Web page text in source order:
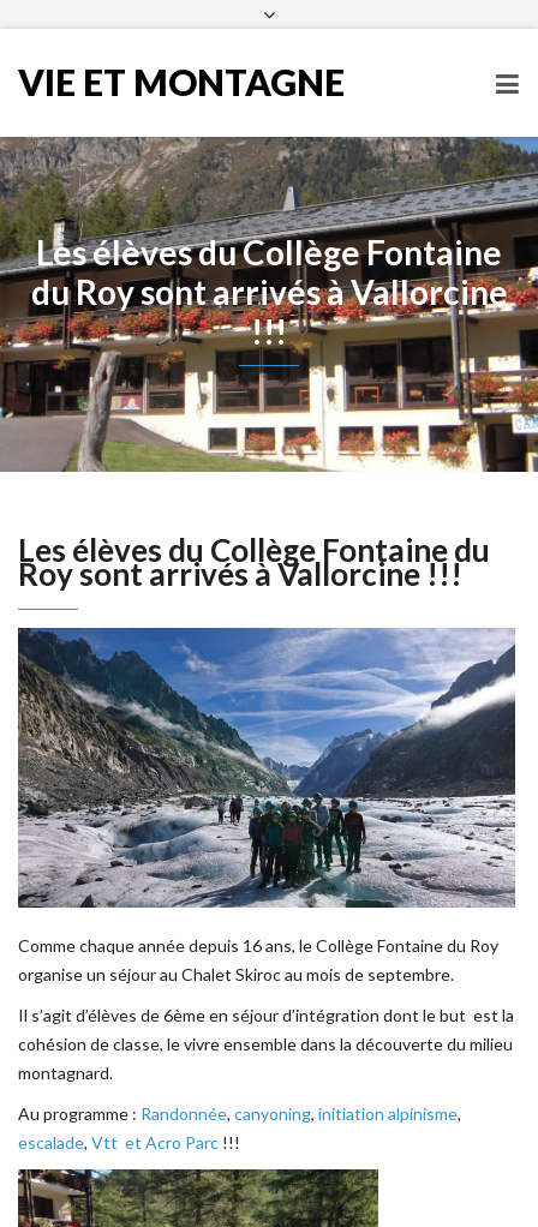
infos@vieetmontagne.org
VIE ET MONTAGNE
Les élèves du Collège Fontaine
du Roy sont arrivés à Vallorcine
!!!
Les élèves du Collège Fontaine du
Roy sont arrivés à Vallorcine !!!
Comme chaque année depuis 16 ans, le Collège Fontaine du Roy
organise un séjour au Chalet Skiroc au mois de septembre.
Il s’agit d’élèves de 6ème en séjour d’intégration dont le but est la
cohésion de classe, le vivre ensemble dans la découverte du milieu
montagnard.
Au programme : Randonnée, canyoning, initiation alpinisme,
escalade, Vtt et Acro Parc !!!